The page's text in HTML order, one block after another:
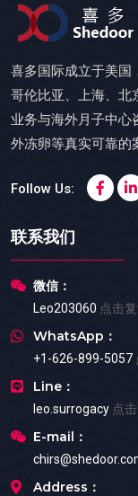
喜多国际成立于美国
哥伦比亚、上海、北
业务与海外月子中心
外冻卵等真实可靠的
Follow Us:
联系我们
微信：
Leo203060 点击复
WhatsApp：
+1-626-899-5057
Line：
leo.surrogacy 点
E-mail：
Address：